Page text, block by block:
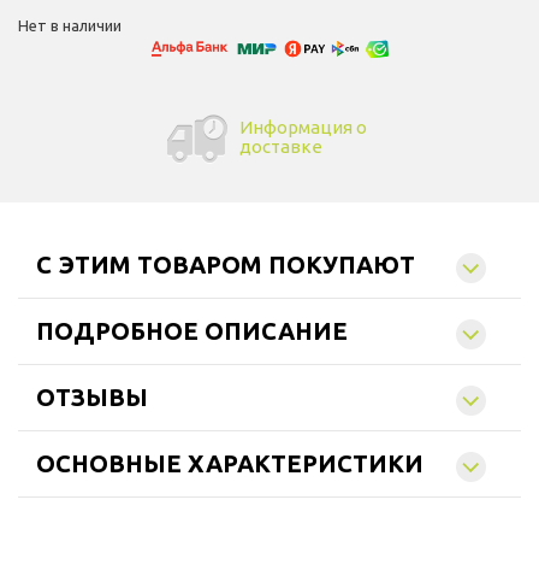
Нет в наличии
Информация о
доставке
C ЭТИМ ТОВАРОМ ПОКУПАЮТ
ПОДРОБНОЕ ОПИСАНИЕ
ОТЗЫВЫ
ОСНОВНЫЕ ХАРАКТЕРИСТИКИ